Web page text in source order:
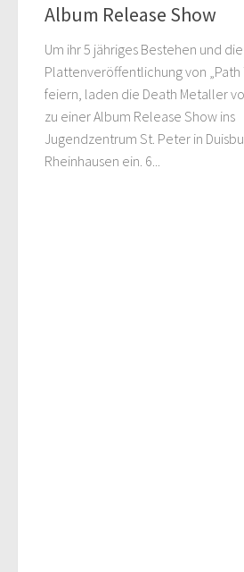
Album Release Show
Um ihr 5 jähriges Bestehen und die
Plattenveröffentlichung von „Path
feiern, laden die Death Metaller
zu einer Album Release Show ins
Jugendzentrum St. Peter in
Rheinhausen ein. 6...